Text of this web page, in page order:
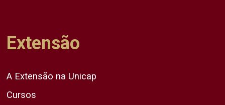
Extensão
A Extensão na Unicap
Cursos